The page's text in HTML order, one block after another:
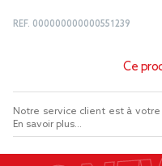
REF. 000000000000551239
Ce
Notre service client est à
En savoir plus...